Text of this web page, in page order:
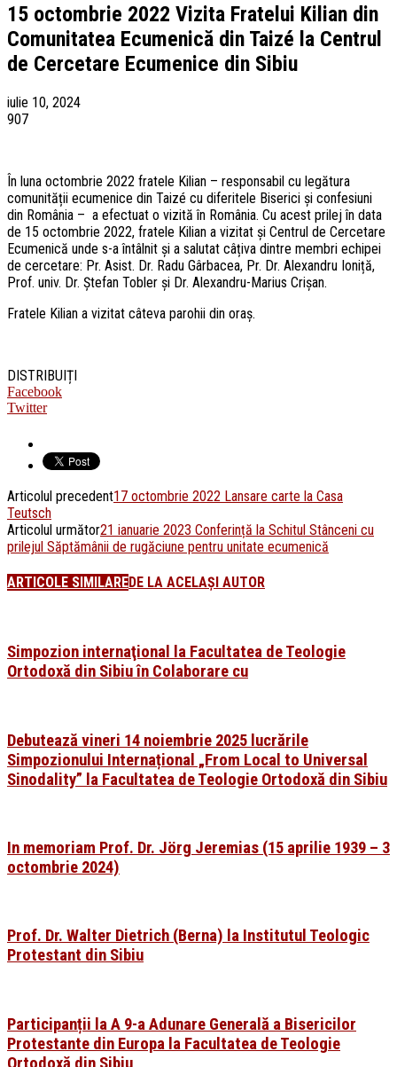
15 octombrie 2022 Vizita Fratelui Kilian din
Comunitatea Ecumenică din Taizé la Centrul
de Cercetare Ecumenice din Sibiu
iulie 10, 2024
907
În luna octombrie 2022 fratele Kilian – responsabil cu legătura
comunității ecumenice din Taizé cu diferitele Biserici și confesiuni
din România – a efectuat o vizită în România. Cu acest prilej în data
de 15 octombrie 2022, fratele Kilian a vizitat și Centrul de Cercetare
Ecumenică unde s-a întâlnit și a salutat câțiva dintre membri echipei
de cercetare: Pr. Asist. Dr. Radu Gârbacea, Pr. Dr. Alexandru Ioniță,
Prof. univ. Dr. Ștefan Tobler și Dr. Alexandru-Marius Crișan.
Fratele Kilian a vizitat câteva parohii din oraș.
DISTRIBUIȚI
Facebook
Twitter
Articolul precedent17 octombrie 2022 Lansare carte la Casa
Teutsch
Articolul următor21 ianuarie 2023 Conferință la Schitul Stânceni cu
prilejul Săptămânii de rugăciune pentru unitate ecumenică
ARTICOLE SIMILAREDE LA ACELAȘI AUTOR
Simpozion internaţional la Facultatea de Teologie
Ortodoxă din Sibiu în Colaborare cu
Debutează vineri 14 noiembrie 2025 lucrările
Simpozionului Internațional „From Local to Universal
Sinodality” la Facultatea de Teologie Ortodoxă din Sibiu
In memoriam Prof. Dr. Jörg Jeremias (15 aprilie 1939 – 3
octombrie 2024)
Prof. Dr. Walter Dietrich (Berna) la Institutul Teologic
Protestant din Sibiu
Participanții la A 9-a Adunare Generală a Bisericilor
Protestante din Europa la Facultatea de Teologie